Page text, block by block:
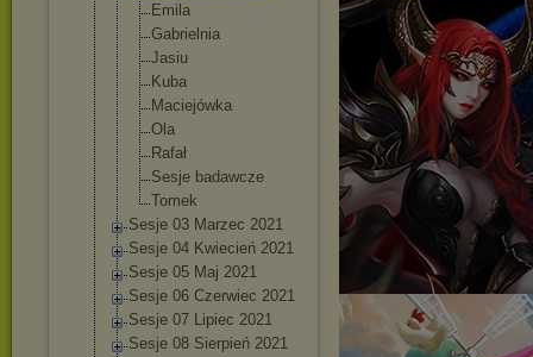
Emila
Gabrielnia
Jasiu
Kuba
Maciejówka
Ola
Rafał
Sesje badawcze
Tomek
Sesje 03 Marzec 2021
Sesje 04 Kwiecień 2021
Sesje 05 Maj 2021
Sesje 06 Czerwiec 2021
Sesje 07 Lipiec 2021
Sesje 08 Sierpień 2021